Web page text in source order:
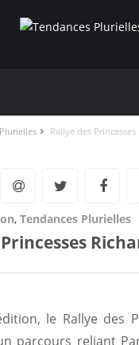
Rallye des
, Tendances Plurielles
le Rallye des
parcours reliant